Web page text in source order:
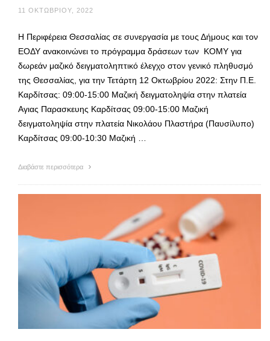
11 ΟΚΤΩΒΡΊΟΥ, 2022
Η Περιφέρεια Θεσσαλίας σε συνεργασία με τους Δήμους και τον
ΕΟΔΥ ανακοινώνει το πρόγραμμα δράσεων των ΚΟΜΥ για
δωρεάν μαζικό δειγματοληπτικό έλεγχο στον γενικό πληθυσμό
της Θεσσαλίας, για την Τετάρτη 12 Οκτωβρίου 2022: Στην Π.Ε.
Καρδίτσας: 09:00-15:00 Μαζική δειγματοληψία στην πλατεία
Αγιας Παρασκευης Καρδίτσας 09:00-15:00 Μαζική
δειγματοληψία στην πλατεία Νικολάου Πλαστήρα (Παυσίλυπο)
Καρδίτσας 09:00-10:30 Μαζική …
Διαβάστε περισσότερα